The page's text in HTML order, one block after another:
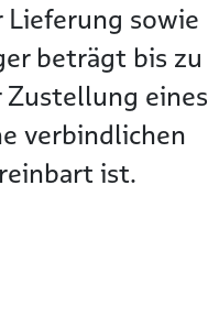
sowie
beträgt bis zu
Zustellung eines
verbindlichen
ist.